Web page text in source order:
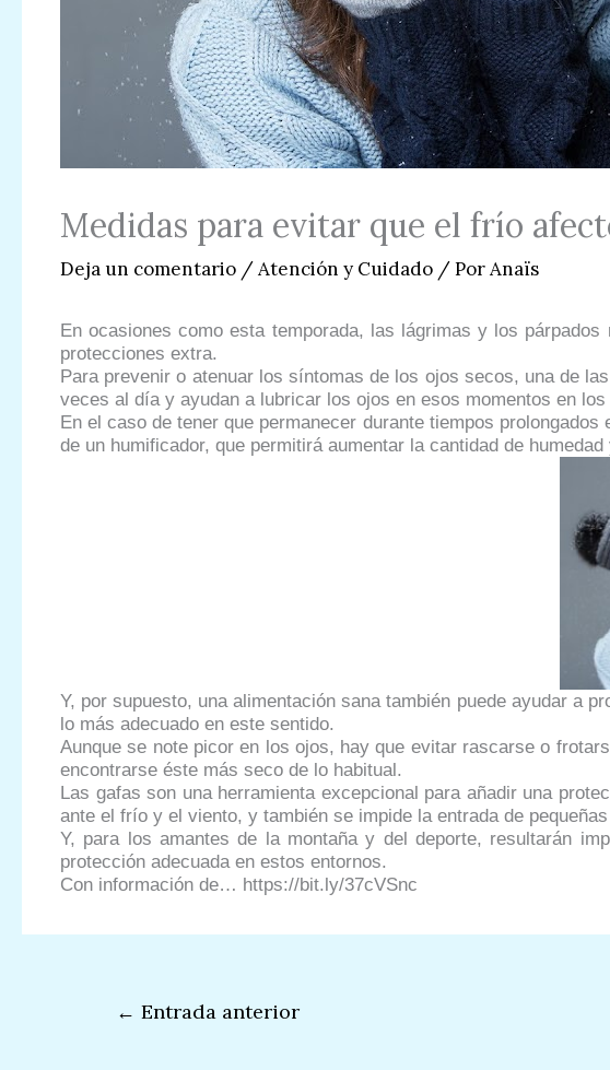
Medidas para evitar que el frío
Deja un comentario /Atención y Cuidado / PorAnaïs
En ocasiones como esta temporada, las lágrimas y los
protecciones extra.
Para prevenir o atenuar los síntomas de los ojos secos, una de
veces al día y ayudan a lubricar los ojos en esos momentos en
En el caso de tener que permanecer durante tiempos
de un humificador, que permitirá aumentar la cantidad de
Y, por supuesto, una alimentación sana también puede ayudar a
lo más adecuado en este sentido.
Aunque se note picor en los ojos, hay que evitar rascarse o
encontrarse éste más seco de lo habitual.
Las gafas son una herramienta excepcional para añadir una
ante el frío y el viento, y también se impide la entrada de
Y, para los amantes de la montaña y del deporte, resultarán
protección adecuada en estos entornos.
Con información de… https://bit.ly/37cVSnc
← Entrada anterior